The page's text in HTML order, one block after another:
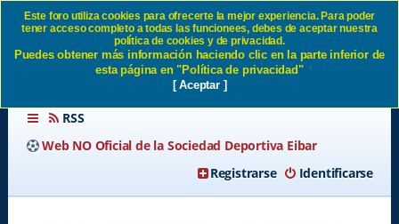
PARTIDO PRESENTACIÓN
EQUIPO OFICIAL SD Eibar
RSS
Web NO Oficial de la Sociedad Deportiva Eibar
Identificarse
Registrarse
Este foro utiliza cookies para ofrecerte la mejor experiencia. Para poder
tener acceso completo a todas las funcionees, debes de aceptar nuestra
política de cookies y de privacidad.
Puedes obtener más información haciendo clic en la parte inferior de
esta página en "Política de privacidad"
[ Aceptar ]